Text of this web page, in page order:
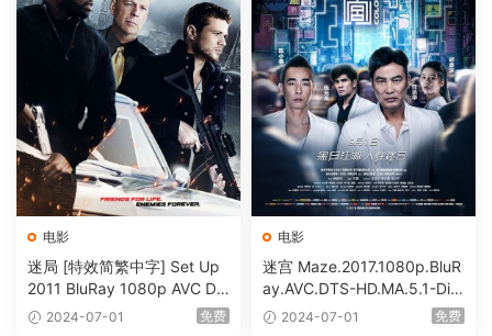
电影
迷局 [特效简繁中字] Set Up
2011 BluRay 1080p AVC DT
S-HD MA5.1-shhaclm@CHD
2024-07-01 免费
电影
迷宫 Maze.2017.1080p.BluR
ay.AVC.DTS-HD.MA.5.1-DiY
@HDHome [BDISO 19.7GB]
2024-07-01 免费